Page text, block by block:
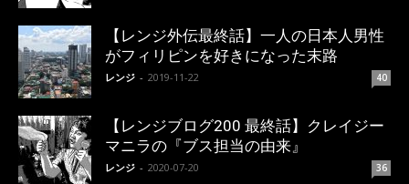
【レンジ外伝最終話】一人の日本人男性
がフィリピンを好きになった末路
レンジ - 2019-11-22 40
【レンジブログ200 最終話】クレイジー
マニラの『ブス担当の由来』
レンジ - 2020-07-20 36